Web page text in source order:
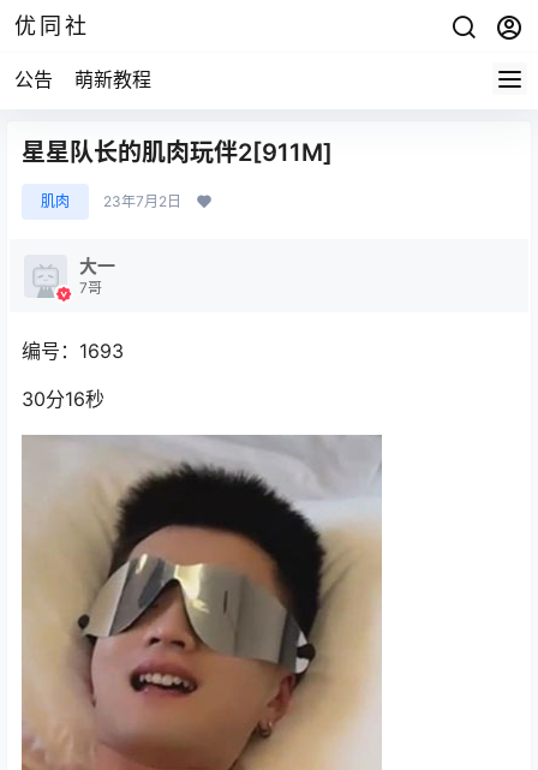
优同社
公告 萌新教程
星星队长的肌肉玩伴2[911M]
肌肉 23年7月2日
大一
7哥
编号：1693
30分16秒